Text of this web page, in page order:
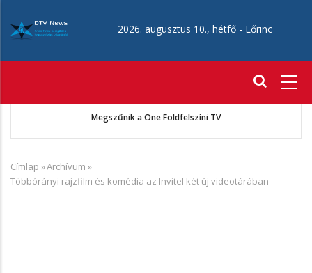
tartalomra
2026. augusztus 10., hétfő - Lőrinc
Megszűnik a One Földfelszíni TV
Morzsa
Címlap »Archívum »
Többórányi rajzfilm és komédia az Invitel két új videotárában